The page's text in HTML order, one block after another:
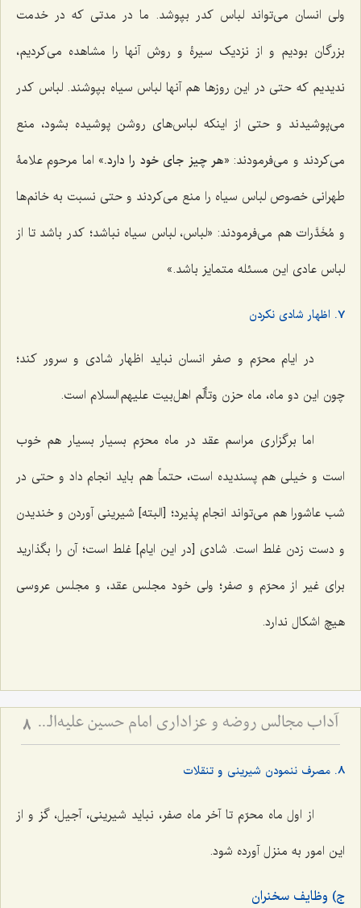
ولی انسان می‌تواند لباس کدر بپوشد. ما در مدتی که در خدمت
بزرگان بودیم و از نزدیک سیرۀ و روش آنها را مشاهده می‌کردیم،
ندیدیم که حتی در این روزها هم آنها لباس سیاه بپوشند. لباس کدر
می‌پوشیدند و حتی از اینکه لباس‌های روشن پوشیده بشود، منع
می‌کردند و می‌فرمودند: «هر چیز جای خود را دارد.» اما مرحوم علامۀ
طهرانی خصوص لباس سیاه را منع می‌کردند و حتی نسبت به خانم‌ها
و مُخَدَّرات هم می‌فرمودند: «لباس، لباس سیاه نباشد؛ کدر باشد تا از
لباس عادی این مسئله متمایز باشد.»
7. اظهار شادی نکردن
در ایام محرّم و صفر انسان نباید اظهار شادی و سرور کند؛
چون این دو ماه، ماه حزن وتألّم اهل‌بیت علیهم السلام است.
اما برگزاری مراسم عقد در ماه محرّم بسیار بسیار هم خوب
است و خیلی هم پسندیده است، حتماً هم باید انجام داد و حتی در
شب عاشورا هم می‌تواند انجام پذیرد؛ [البته] شیرینی آوردن و خندیدن
و دست زدن غلط است. شادی [در این ایام] غلط است؛ آن را بگذارید
برای غیر از محرّم و صفر؛ ولی خود مجلس عقد، و مجلس عروسی
هیچ اشکال ندارد.
آداب مجالس روضه و عزاداری امام حسین علیه‌السلام - و توصیه‌های بزرگان دربارۀ ماه‌های محرّم و صفر 8
8. مصرف ننمودن شیرینی و تنقلات
از اول ماه محرّم تا آخر ماه صفر، نباید شیرینی، آجیل، گز و از
این امور به منزل آورده شود.
ج) وظایف سخنران